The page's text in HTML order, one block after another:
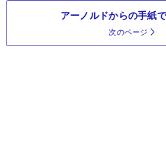
アーノルドからの手紙
次のページ